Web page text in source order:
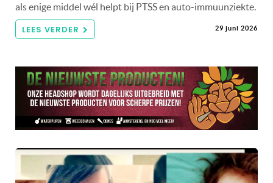
als enige middel wél helpt bij PTSS en auto-immuunziekte.
LEES VERDER 29 juni 2026